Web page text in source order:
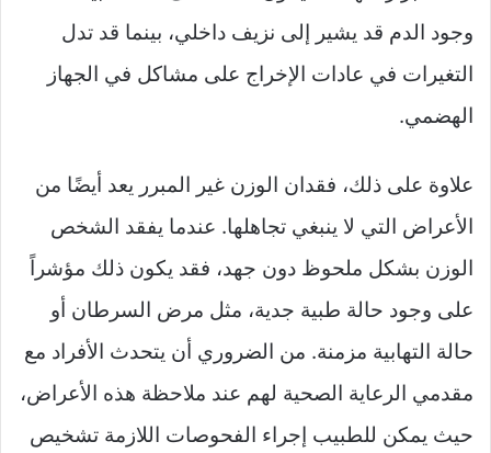
وجود الدم قد يشير إلى نزيف داخلي، بينما قد تدل
التغيرات في عادات الإخراج على مشاكل في الجهاز
الهضمي.
علاوة على ذلك، فقدان الوزن غير المبرر يعد أيضًا من
الأعراض التي لا ينبغي تجاهلها. عندما يفقد الشخص
الوزن بشكل ملحوظ دون جهد، فقد يكون ذلك مؤشراً
على وجود حالة طبية جدية، مثل مرض السرطان أو
حالة التهابية مزمنة. من الضروري أن يتحدث الأفراد مع
مقدمي الرعاية الصحية لهم عند ملاحظة هذه الأعراض،
حيث يمكن للطبيب إجراء الفحوصات اللازمة تشخيص